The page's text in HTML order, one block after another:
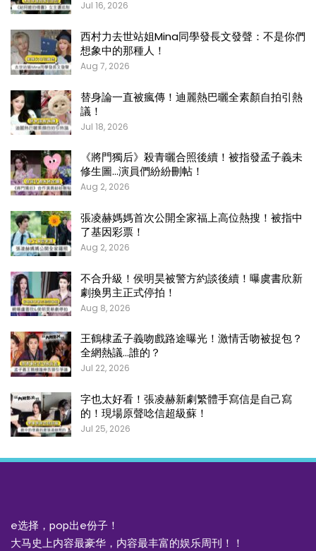
Jul 16, 2026
西村力去世站姐Mina同學發長文發聲：不是你們
想象中的那種人！
Aug 7, 2026
替身論一直被瘋傳！迪麗熱巴曬全素顏自拍引熱
議！
Jul 18, 2026
《將門獨后》殺青曬合照後續！被指發孟子義未
修生圖…演員們紛紛刪帖！
Aug 2, 2026
張凌赫媽媽首次公開全家福上高位熱搜！被指中
了基因彩票！
Aug 2, 2026
不合升級！侯明昊被警方約談後續！曝虞書欣新
劇換男主正式停拍！
Aug 8, 2026
王鶴棣孟子義吻戲路途曝光！激情舌吻被捉包？
全網熱議…誰的？
Jul 22, 2026
字也太好看！張凌赫新劇繁體手寫信是自己寫
的！現場原聲唸信超級蘇！
Jul 25, 2026
e选择，pop出e份子！
大马史上内容最豪华，内容最丰富的娱乐周刊！！